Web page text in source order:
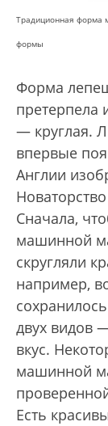
Традиционная форма
формы
Форма
претерпела
— круглая.
впервые
Англии
Сначала,
машинной
скругляли
например,
двух видов
вкус.
машинной
Есть